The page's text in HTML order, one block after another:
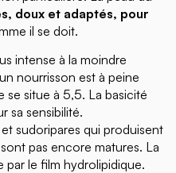
doux et adaptés, pour
il se doit.
intense à la moindre
nourrisson est à peine
se situe à 5,5. La basicité
sa sensibilité.
sudoripares qui produisent
pas encore matures. La
le film hydrolipidique.